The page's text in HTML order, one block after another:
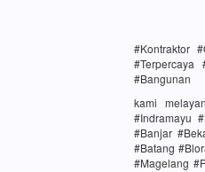
#Kontraktor
#Bangunan
kami
#Indramayu
#Banjar
#Batang
#Magelang